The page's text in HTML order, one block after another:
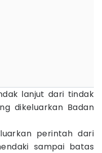
lanjut dari tindak
dikeluarkan Badan
perintah dari
sampai batas